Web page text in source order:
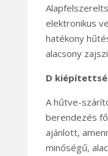
elektronikus
hatékony
alacsony
D
A hűtve-
berendezés
ajánlott,
minőségű,